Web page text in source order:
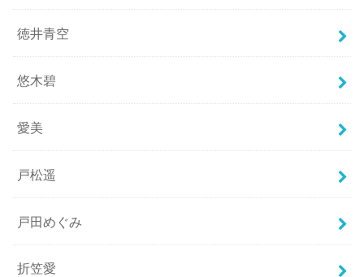
徳井青空
悠木碧
愛美
戸松遥
戸田めぐみ
折笠愛